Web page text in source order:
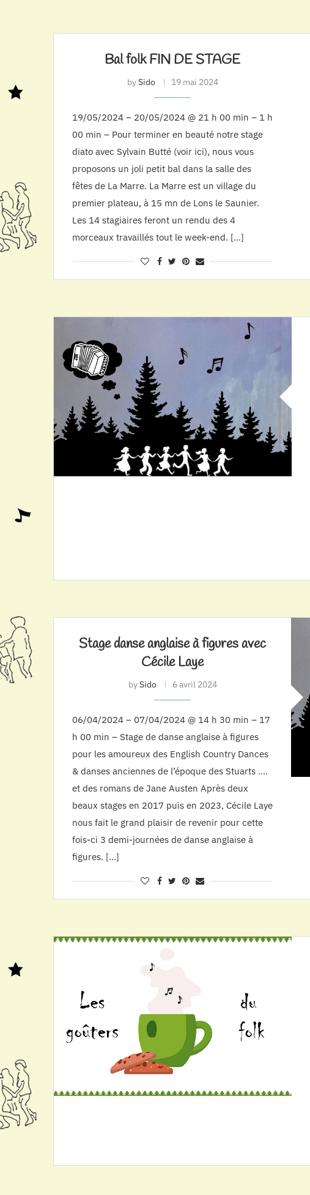
Bal folk FIN DE STAGE
bySido 19 mai 2024
19/05/2024 – 20/05/2024 @ 21 h 00 min – 1 h
00 min – Pour terminer en beauté notre stage
diato avec Sylvain Butté (voir ici), nous vous
proposons un joli petit bal dans la salle des
fêtes de La Marre. La Marre est un village du
premier plateau, à 15 mn de Lons le Saunier.
Les 14 stagiaires feront un rendu des 4
morceaux travaillés tout le week-end. […]
Stage danse anglaise à figures avec
Cécile Laye
bySido 6 avril 2024
06/04/2024 – 07/04/2024 @ 14 h 30 min – 17
h 00 min – Stage de danse anglaise à figures
pour les amoureux des English Country Dances
& danses anciennes de l’époque des Stuarts ….
et des romans de Jane Austen Après deux
beaux stages en 2017 puis en 2023, Cécile Laye
nous fait le grand plaisir de revenir pour cette
fois-ci 3 demi-journées de danse anglaise à
figures. […]